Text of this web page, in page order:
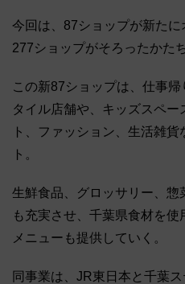
今回は、87ショップが新た
277ショップがそろったかたち
この新87ショップは、仕事
タイル店舗や、キッズスペ
ト、ファッション、生活雑
ト。
生鮮食品、グロッサリー、
も充実させ、千葉県食材を
メニューも提供していく。
同事業は、JR東日本と千葉